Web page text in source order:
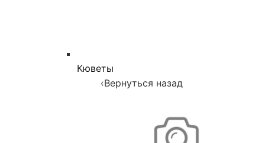
Кюветы
‹Вернуться назад